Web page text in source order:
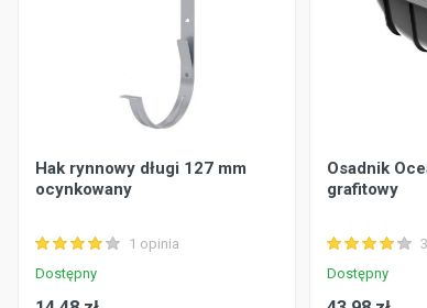
Hak rynnowy długi 127 mm
ocynkowany
1 opinia
Dostępny
Osadnik
grafitowy
Dostępny